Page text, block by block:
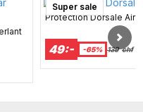
Super sale
Protection Dorsale Air-
49:- -65% 139 chf